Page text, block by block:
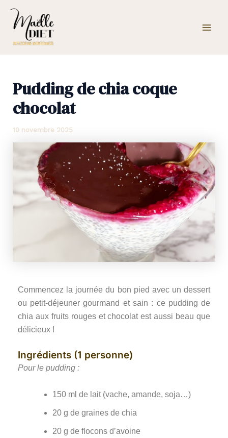
Aller
contenu
Pudding de chia coque
chocolat
10 novembre 2025
Commencez la journée du bon pied avec un dessert
ou petit-déjeuner gourmand et sain : ce pudding de
chia aux fruits rouges et chocolat est aussi beau que
délicieux !
Ingrédients (1 personne)
Pour le pudding :
150 ml de lait (vache, amande, soja…)
20 g de graines de chia
20 g de flocons d’avoine